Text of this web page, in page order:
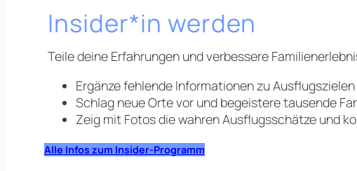
Insider*in werden
Teile deine Erfahrungen und verbessere
Ergänze fehlende Informationen zu
Schlag neue Orte vor und begeistere tausende
Zeig mit Fotos die wahren Ausflugsschätze und
Alle Infos zum Insider-Programm